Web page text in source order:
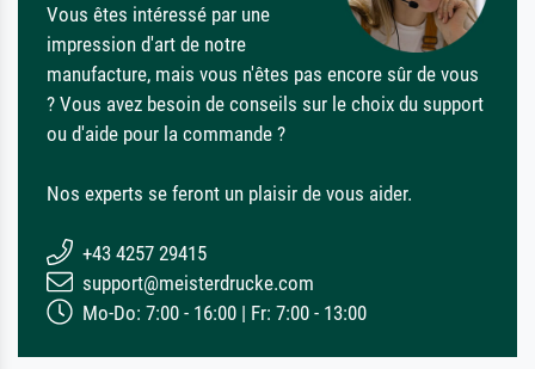
Vous êtes intéressé par une
impression d'art de notre
manufacture, mais vous n'êtes pas encore sûr de vous
? Vous avez besoin de conseils sur le choix du support
ou d'aide pour la commande ?
Nos experts se feront un plaisir de vous aider.
+43 4257 29415
support@meisterdrucke.com
Mo-Do: 7:00 - 16:00 | Fr: 7:00 - 13:00